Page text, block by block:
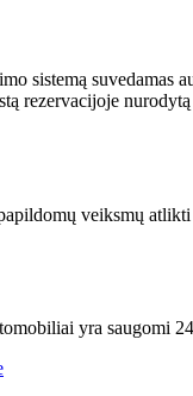
sistemą
rezervacijoje
veiksmų
yra saugomi